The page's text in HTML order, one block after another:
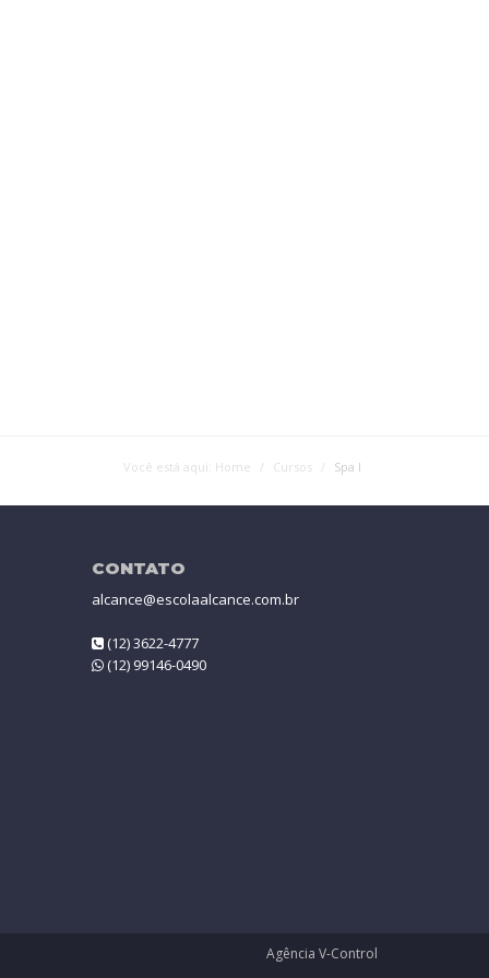
Você está aqui: Home Cursos Spa I
CONTATO
alcance@escolaalcance.com.br
(12) 3622-4777
(12) 99146-0490
Agência V-Control